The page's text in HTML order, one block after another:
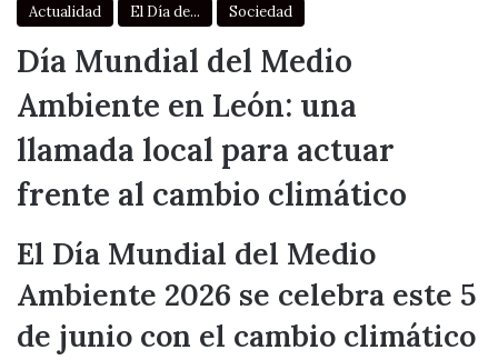
Actualidad El Día de... Sociedad
Día Mundial del Medio
Ambiente en León: una
llamada local para actuar
frente al cambio climático
El Día Mundial del Medio
Ambiente 2026 se celebra este 5
de junio con el cambio climático